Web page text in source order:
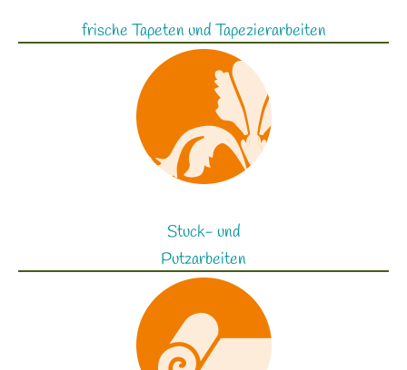
frische Tapeten und Tapezierarbeiten
Stuck- und
Putzarbeiten